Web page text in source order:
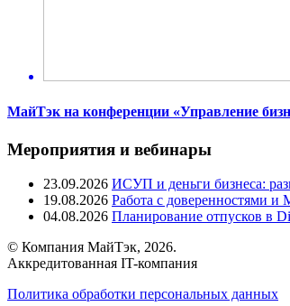
МайТэк на конференции «Управление
Мероприятия и вебинары
23.09.2026 ИСУП и деньги бизнеса:
19.08.2026 Работа с доверенностями
04.08.2026 Планирование отпусков в
© Компания МайТэк, 2026.
Аккредитованная IT-компания
Политика обработки персональных данных